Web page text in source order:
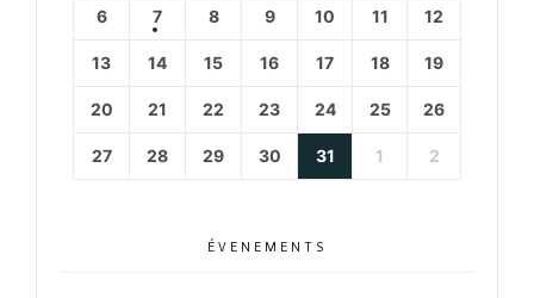
6 7 8 9 10 11 12
13 14 15 16 17 18 19
20 21 22 23 24 25 26
27 28 29 30 31 1 2
ÉVENEMENTS